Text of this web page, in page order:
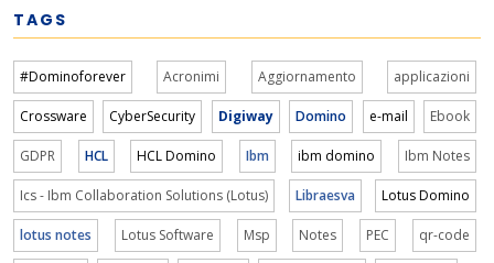
TAGS
#Dominoforever Acronimi Aggiornamento applicazioni
Crossware CyberSecurity Digiway Domino e-mail Ebook
GDPR HCL HCL Domino Ibm ibm domino Ibm Notes
Ics - Ibm Collaboration Solutions (Lotus) Libraesva Lotus Domino
lotus notes Lotus Software Msp Notes PEC qr-code